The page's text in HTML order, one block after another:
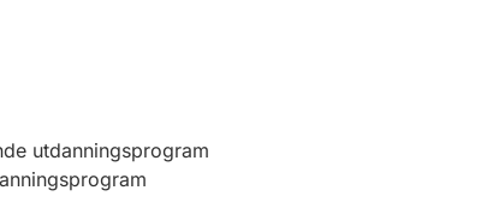
utdanningsprogram